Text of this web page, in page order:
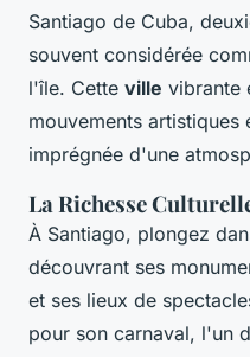
Santiago de Cuba,
souvent considérée
l'île. Cette ville vibrante
mouvements artistiques
imprégnée d'une
La Richesse
À Santiago, plongez
découvrant ses
et ses lieux de
pour son carnaval, l'un